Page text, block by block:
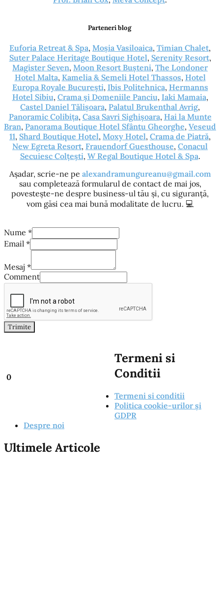
Parteneri blog
Euforia Retreat & Spa, Moșia Vasiloaica, Timian Chalet,
Suter Palace Heritage Boutique Hotel, Serenity Resort,
Magister Seven, Moon Resort Bușteni, The Londoner
Hotel Malta, Kamelia & Semeli Hotel Thassos, Hotel
Europa Royale București, Ibis Politehnica, Hermanns
Hotel Sibiu, Crama și Domeniile Panciu, Iaki Mamaia,
Castel Daniel Tălișoara, Palatul Brukenthal Avrig,
Panoramic Colibița, Casa Savri Sighișoara, Hai la Munte
Bran, Panorama Boutique Hotel Sfântu Gheorghe, Veseud
11, Shard Boutique Hotel, Moxy Hotel, Crama de Piatră,
New Egreta Resort, Frauendorf Guesthouse, Conacul
Secuiesc Colțești, W Regal Boutique Hotel & Spa.
Așadar, scrie-ne pe alexandramungureanu@gmail.com
sau completează formularul de contact de mai jos,
povestește-ne despre business-ul tău și, cu siguranță,
vom găsi cea mai bună modalitate de lucru. 💻
Nume *
Email *
Mesaj *
Comment
Trimite
0
Termeni si
Conditii
Termeni si conditii
Politica cookie-urilor și
GDPR
Despre noi
Ultimele Articole